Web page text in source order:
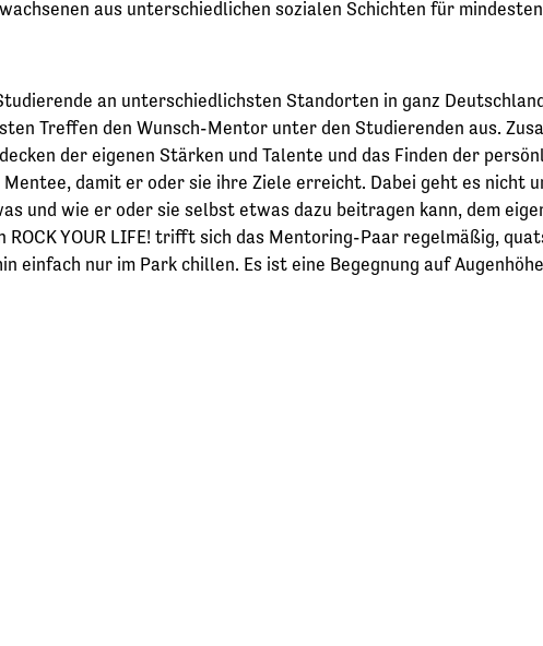
aus unterschiedlichen sozialen Schichten für
an unterschiedlichsten Standorten in ganz
Treffen den Wunsch-Mentor unter den Studierenden aus.
der eigenen Stärken und Talente und das Finden der
damit er oder sie ihre Ziele erreicht. Dabei geht es nicht
und wie er oder sie selbst etwas dazu beitragen kann, dem
YOUR LIFE! trifft sich das Mentoring-Paar regelmäßig,
einfach nur im Park chillen. Es ist eine Begegnung auf